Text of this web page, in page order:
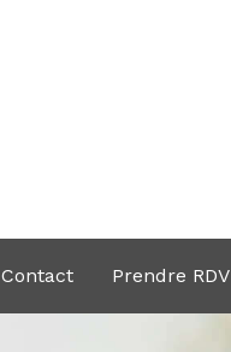
Contact Prendre RDV